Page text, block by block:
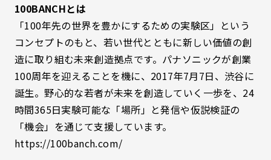
100BANCHとは
「100年先の世界を豊かにするための実験区」という
コンセプトのもと、若い世代とともに新しい価値の創
造に取り組む未来創造拠点です。パナソニックが創業
100周年を迎えることを機に、2017年7月7日、渋谷に
誕生。野心的な若者が未来を創造していく一歩を、24
時間365日実験可能な「場所」と発信や仮説検証の
「機会」を通じて支援しています。
https://100banch.com/